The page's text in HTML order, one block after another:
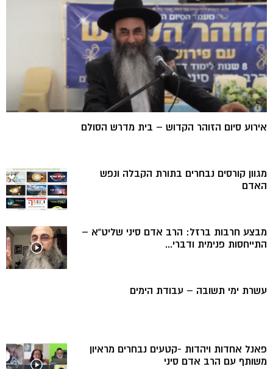
אירוע סיום הזוהר הקדוש – בית מדרש הסולם
מגוון קורסים נבחרים בתורת הקבלה ונפש
האדם
מבצע חרבות ברזל: הרב אדם סיני שליט”א –
התייחסות פנימית ודברי...
עשרת ימי תשובה – עבודת הימים
פאנל אחדות ויהדות -קטעים נבחרים מראיון
משותף עם הרב אדם סיני